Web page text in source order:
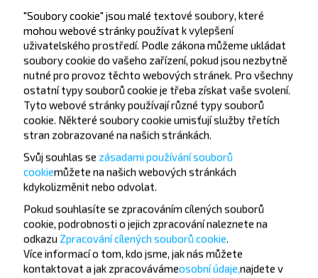
Populární spojení z města Praha
Praha
Lvov
Koupit
Chcete cestovat
levněji?
Nenechte si ujít akce, slevy a další zajímavé
nabídky od společnosti INFOBUS. Přihlaste se k
"Soubory cookie" jsou malé textové soubory, které
mohou webové stránky používat k vylepšení
uživatelského prostředí. Podle zákona můžeme ukládat
soubory cookie do vašeho zařízení, pokud jsou nezbytně
nutné pro provoz těchto webových stránek. Pro všechny
ostatní typy souborů cookie je třeba získat vaše svolení.
Tyto webové stránky používají různé typy souborů
cookie. Některé soubory cookie umisťují služby třetích
stran zobrazované na našich stránkách.
Svůj souhlas se zásadami používání souborů
cookiemůžete na našich webových stránkách
kdykolizměnit nebo odvolat.
Pokud souhlasíte se zpracováním cílených souborů
cookie, podrobnosti o jejich zpracování naleznete na
odkazu Zpracování cílených souborů cookie.
Více informací o tom, kdo jsme, jak nás můžete
kontaktovat a jak zpracovávámeosobní údaje,najdete v